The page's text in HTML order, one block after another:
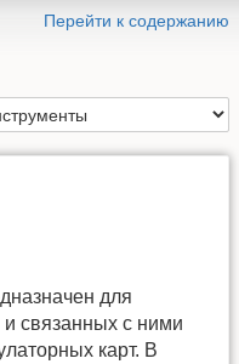
Перейти к содержанию
для
и связанных с ними
карт. В